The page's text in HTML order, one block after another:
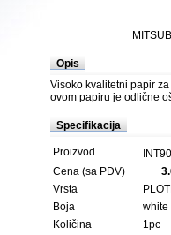
Opis
Visoko kvalitetni papir
ovom papiru je odlične
Specifikacija
Proizvod
Cena (sa PDV)
Vrsta
Boja
white
Količina
1pc